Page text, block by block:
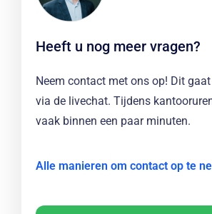
Heeft u nog meer vragen?
Neem contact met ons op! Dit
via de livechat. Tijdens
vaak binnen een paar minuten.
Alle manieren om contact op te